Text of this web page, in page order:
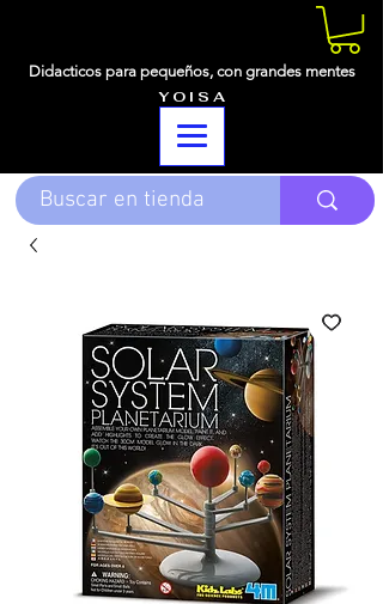
Didacticos para pequeños, con grandes mentes
Y O I S A